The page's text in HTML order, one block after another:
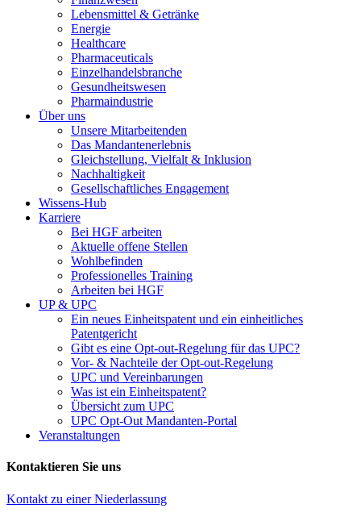
Lebensmittel & Getränke
Energie
Healthcare
Pharmaceuticals
Einzelhandelsbranche
Gesundheitswesen
Pharmaindustrie
Über uns
Unsere Mitarbeitenden
Das Mandantenerlebnis
Gleichstellung, Vielfalt & Inklusion
Nachhaltigkeit
Gesellschaftliches Engagement
Wissens-Hub
Karriere
Bei HGF arbeiten
Aktuelle offene Stellen
Wohlbefinden
Professionelles Training
Arbeiten bei HGF
UP & UPC
Ein neues Einheitspatent und ein einheitliches
Patentgericht
Gibt es eine Opt-out-Regelung für das UPC?
Vor- & Nachteile der Opt-out-Regelung
UPC und Vereinbarungen
Was ist ein Einheitspatent?
Übersicht zum UPC
UPC Opt-Out Mandanten-Portal
Veranstaltungen
Kontaktieren Sie uns
Kontakt zu einer Niederlassung